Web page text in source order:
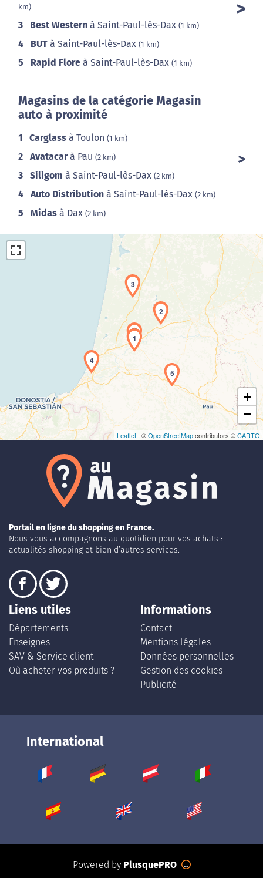
km)
3 Best Western à Saint-Paul-lès-Dax (1 km)
4 BUT à Saint-Paul-lès-Dax (1 km)
5 Rapid Flore à Saint-Paul-lès-Dax (1 km)
Magasins de la catégorie Magasin
auto à proximité
1 Carglass à Toulon (1 km)
2 Avatacarà Pau (2 km)
3 Siligom à Saint-Paul-lès-Dax (2 km)
4 Auto Distribution à Saint-Paul-lès-Dax (2 km)
5 Midas à Dax (2 km)
Chargement de la carte en cours...
1
2
3
4
5
+
−
Leaflet | ©OpenStreetMapcontributors ©CARTO
Portail en ligne du shopping en France.
Nous vous accompagnons au quotidien pour vos achats :
actualités shopping et bien d’autres services.
Liens utiles
Départements
Enseignes
SAV & Service client
Où acheter vos produits ?
Informations
Contact
Mentions légales
Données personnelles
Gestion des cookies
Publicité
International
Powered by PlusquePRO